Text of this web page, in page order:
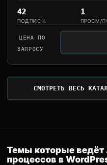
42
ПОДПИСЧ.
1
ПРОСМ/
ЦЕНА ПО
ЗАПРОСУ
СМОТРЕТЬ ВЕСЬ
Темы которые ведёт
процессов в